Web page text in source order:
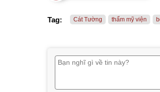
Tag: Cát Tường thẩm mỹ viện